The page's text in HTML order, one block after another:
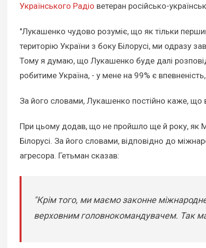
Українського Радіо ветеран російсько-
"Лукашенко чудово розуміє, що як тільки
територію України з боку Білорусі, ми
Тому я думаю, що Лукашенко буде далі
робитиме Україна, - у мене на 99% є
За його словами, Лукашенко постійно каже, що
При цьому додав, що не пройшло ще й року, як
Білорусі. За його словами, відповідно до
агресора. Гетьман сказав:
"Крім того, ми маємо законне
верховним головнокомандувачем. Так